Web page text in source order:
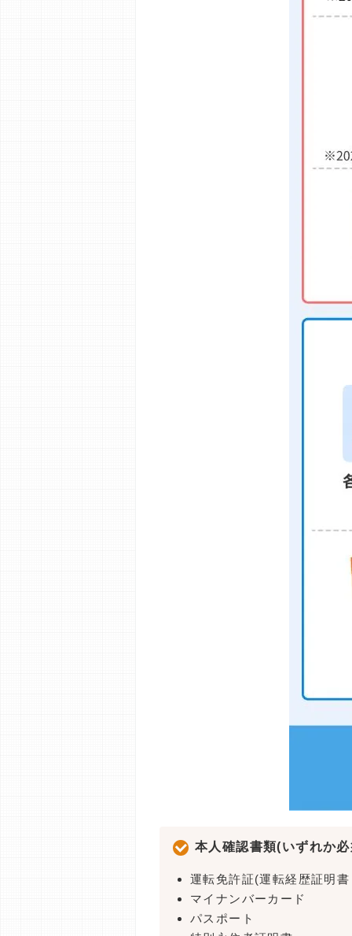
本人確認書類(いずれか
運転免許証(運転経歴証明書
マイナンバーカード
パスポート